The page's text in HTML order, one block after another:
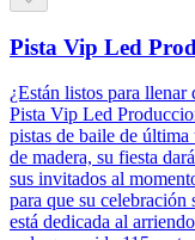
Pista Vip Led
¿Están listos para
Pista Vip Led
pistas de baile de
de madera, su fiesta
sus invitados al
para que su celebración
está dedicada al